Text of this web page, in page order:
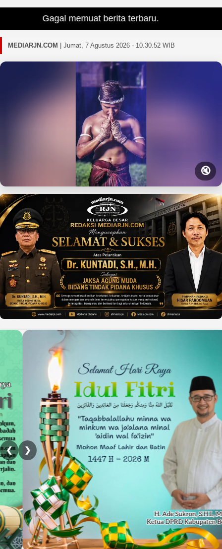
Gagal memuat berita terbaru.
MEDIARJN.COM Jumat, 7 Agustus 2026 - 10.30.53 WIB
🔇
❮ ❯